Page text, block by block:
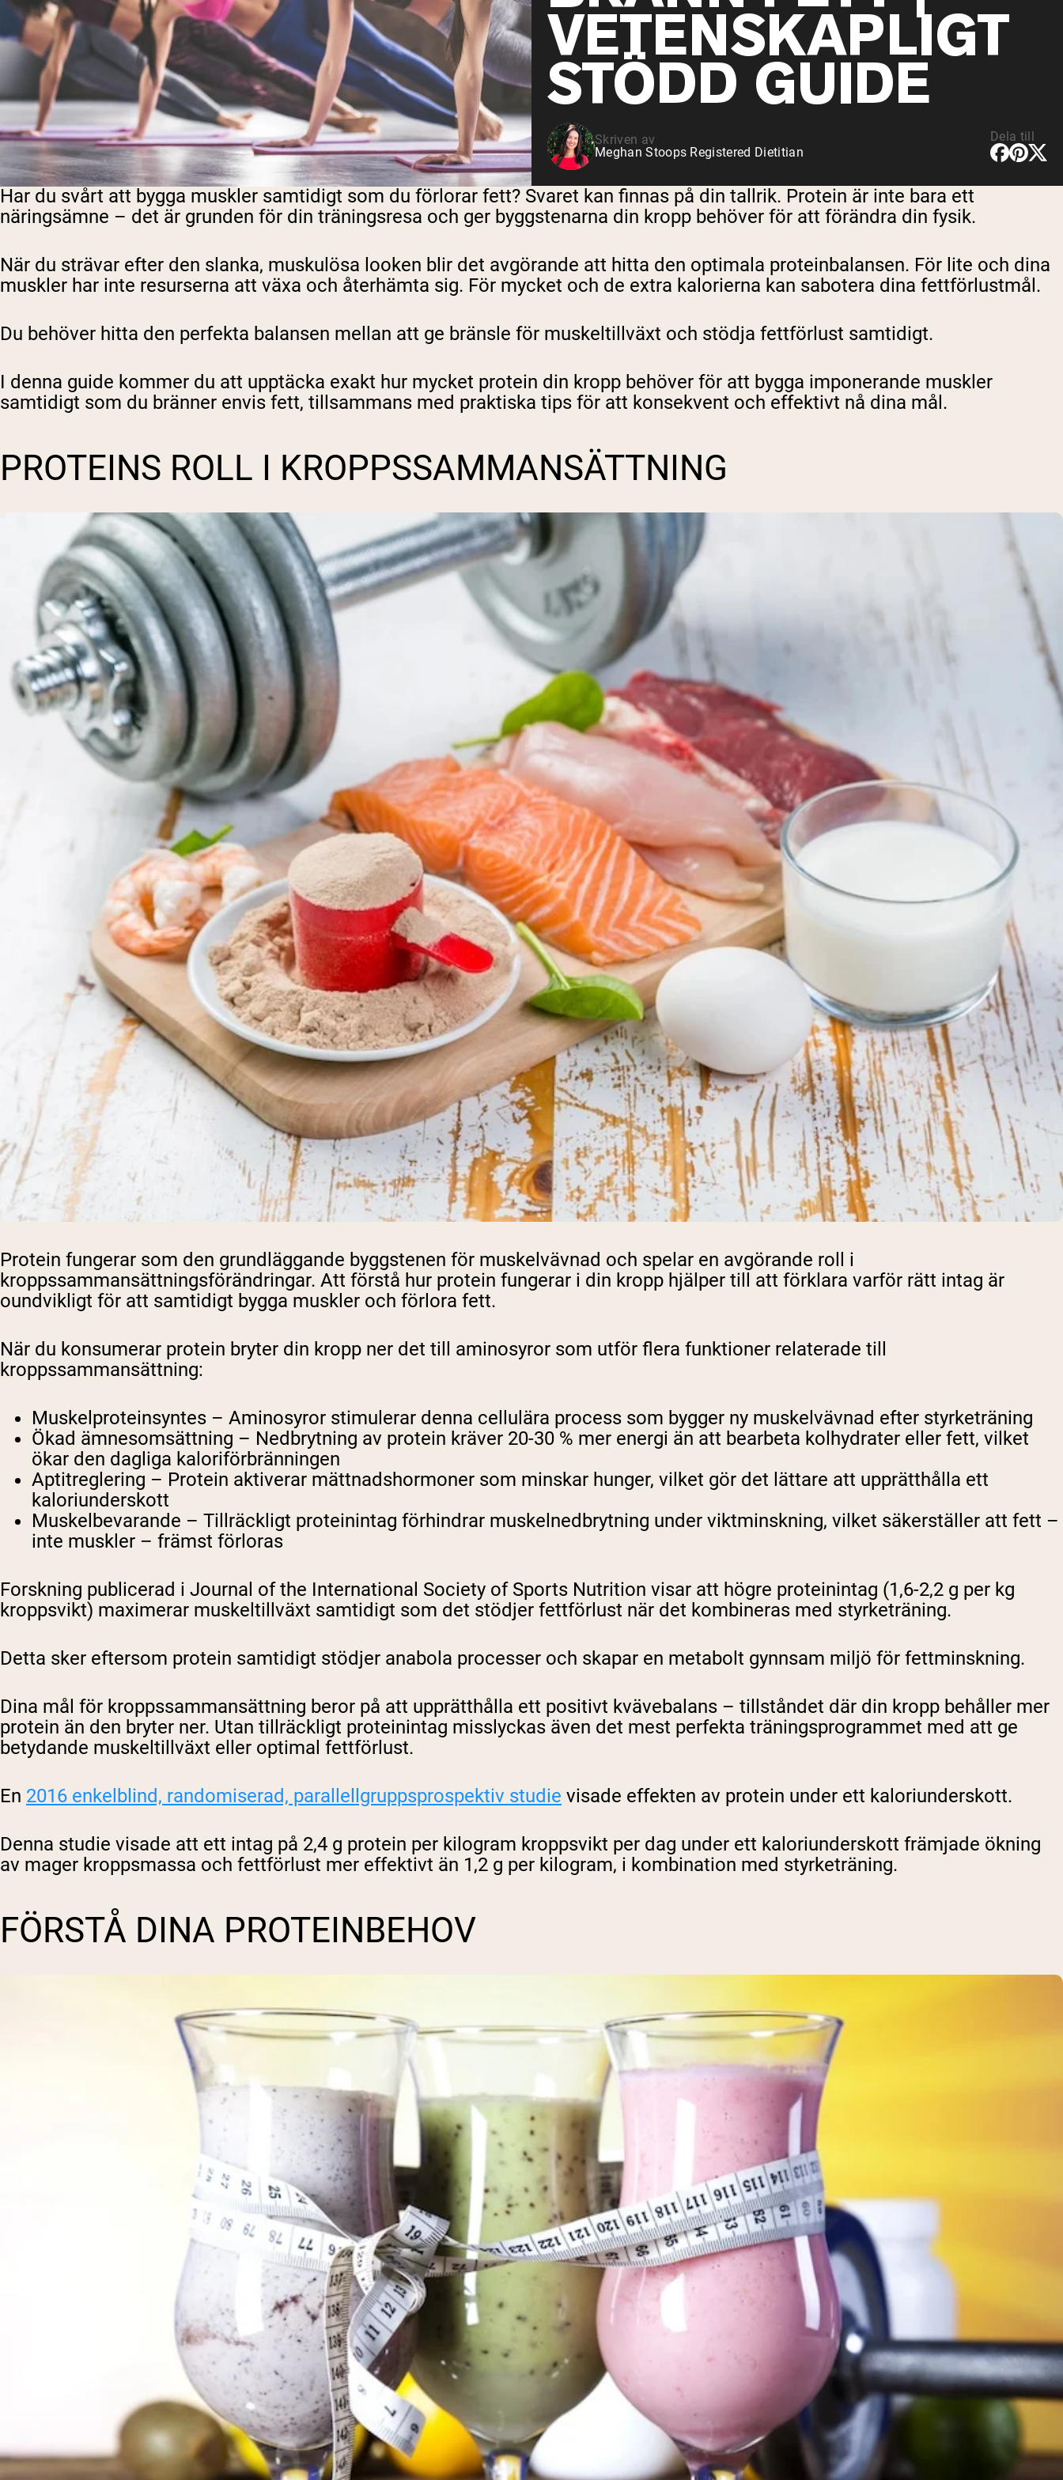
VETENSKAPLIGT
STÖDD GUIDE
Skriven av
Meghan Stoops Registered Dietitian
Dela till
Har du svårt att bygga muskler samtidigt som du förlorar fett? Svaret kan finnas på din tallrik. Protein är inte bara ett
näringsämne – det är grunden för din träningsresa och ger byggstenarna din kropp behöver för att förändra din fysik.
När du strävar efter den slanka, muskulösa looken blir det avgörande att hitta den optimala proteinbalansen. För lite och dina
muskler har inte resurserna att växa och återhämta sig. För mycket och de extra kalorierna kan sabotera dina fettförlustmål.
Du behöver hitta den perfekta balansen mellan att ge bränsle för muskeltillväxt och stödja fettförlust samtidigt.
I denna guide kommer du att upptäcka exakt hur mycket protein din kropp behöver för att bygga imponerande muskler
samtidigt som du bränner envis fett, tillsammans med praktiska tips för att konsekvent och effektivt nå dina mål.
PROTEINS ROLL I KROPPSSAMMANSÄTTNING
Protein fungerar som den grundläggande byggstenen för muskelvävnad och spelar en avgörande roll i
kroppssammansättningsförändringar. Att förstå hur protein fungerar i din kropp hjälper till att förklara varför rätt intag är
oundvikligt för att samtidigt bygga muskler och förlora fett.
När du konsumerar protein bryter din kropp ner det till aminosyror som utför flera funktioner relaterade till
kroppssammansättning:
Muskelproteinsyntes – Aminosyror stimulerar denna cellulära process som bygger ny muskelvävnad efter styrketräning
Ökad ämnesomsättning – Nedbrytning av protein kräver 20-30 % mer energi än att bearbeta kolhydrater eller fett, vilket
ökar den dagliga kaloriförbränningen
Aptitreglering – Protein aktiverar mättnadshormoner som minskar hunger, vilket gör det lättare att upprätthålla ett
kaloriunderskott
Muskelbevarande – Tillräckligt proteinintag förhindrar muskelnedbrytning under viktminskning, vilket säkerställer att fett –
inte muskler – främst förloras
Forskning publicerad i Journal of the International Society of Sports Nutrition visar att högre proteinintag (1,6-2,2 g per kg
kroppsvikt) maximerar muskeltillväxt samtidigt som det stödjer fettförlust när det kombineras med styrketräning.
Detta sker eftersom protein samtidigt stödjer anabola processer och skapar en metabolt gynnsam miljö för fettminskning.
Dina mål för kroppssammansättning beror på att upprätthålla ett positivt kvävebalans – tillståndet där din kropp behåller mer
protein än den bryter ner. Utan tillräckligt proteinintag misslyckas även det mest perfekta träningsprogrammet med att ge
betydande muskeltillväxt eller optimal fettförlust.
En 2016 enkelblind, randomiserad, parallellgruppsprospektiv studie visade effekten av protein under ett kaloriunderskott.
Denna studie visade att ett intag på 2,4 g protein per kilogram kroppsvikt per dag under ett kaloriunderskott främjade ökning
av mager kroppsmassa och fettförlust mer effektivt än 1,2 g per kilogram, i kombination med styrketräning.
FÖRSTÅ DINA PROTEINBEHOV
Shipping Country: Language: